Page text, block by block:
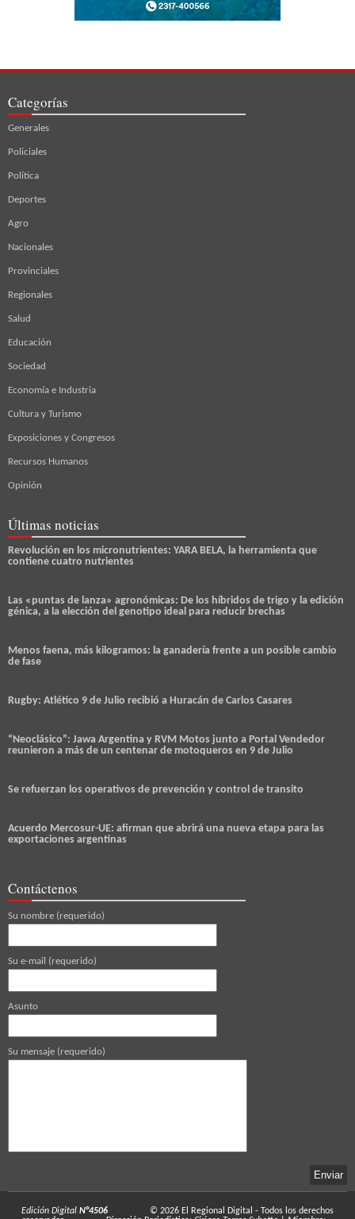
Categorías
Generales
Policiales
Política
Deportes
Agro
Nacionales
Provinciales
Regionales
Salud
Educación
Sociedad
Economía e Industria
Cultura y Turismo
Exposiciones y Congresos
Recursos Humanos
Opinión
Últimas noticias
Revolución en los micronutrientes: YARA BELA, la herramienta que
contiene cuatro nutrientes
Las «puntas de lanza» agronómicas: De los híbridos de trigo y la edición
génica, a la elección del genotipo ideal para reducir brechas
Menos faena, más kilogramos: la ganadería frente a un posible cambio
de fase
Rugby: Atlético 9 de Julio recibió a Huracán de Carlos Casares
“Neoclásico”: Jawa Argentina y RVM Motos junto a Portal Vendedor
reunieron a más de un centenar de motoqueros en 9 de Julio
Se refuerzan los operativos de prevención y control de transito
Acuerdo Mercosur-UE: afirman que abrirá una nueva etapa para las
exportaciones argentinas
Contáctenos
Su nombre (requerido)
Su e-mail (requerido)
Asunto
Su mensaje (requerido)
Edición Digital N°4506 © 2026 El Regional Digital - Todos los derechos